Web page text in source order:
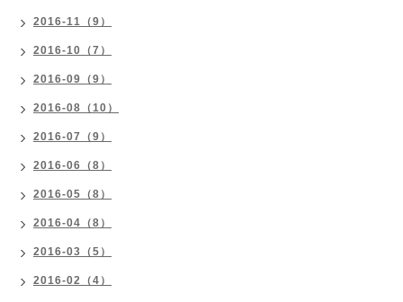
2016-11（9）
2016-10（7）
2016-09（9）
2016-08（10）
2016-07（9）
2016-06（8）
2016-05（8）
2016-04（8）
2016-03（5）
2016-02（4）